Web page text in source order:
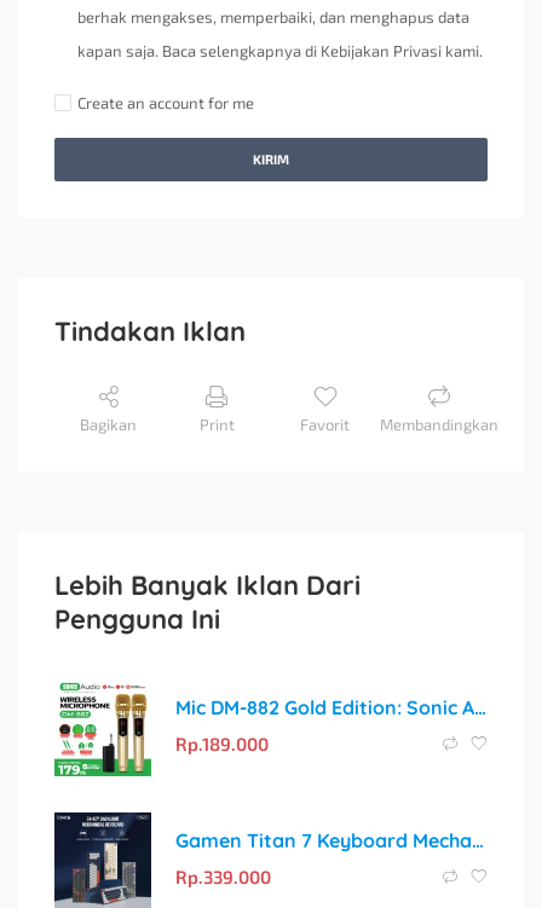
berhak mengakses, memperbaiki, dan menghapus data
kapan saja. Baca selengkapnya di Kebijakan Privasi kami.
Create an account for me
KIRIM
Tindakan Iklan
Bagikan Print Favorit Membandingkan
Lebih Banyak Iklan Dari
Pengguna Ini
Mic DM-882 Gold Edition: Sonic Audio Profesional untuk Meeting, Conference, dan Karaoke
Rp.189.000
Gamen Titan 7 Keyboard Mechanical Gaming: Rasakan Sensasi Kemenangan!
Rp.339.000